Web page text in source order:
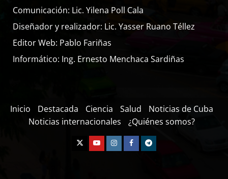
Comunicación: Lic. Yilena Poll Cala
Diseñador y realizador: Lic. Yasser Ruano Téllez
Editor Web: Pablo Fariñas
Informático: Ing. Ernesto Menchaca Sardiñas
Inicio Destacada Ciencia Salud
Noticias de Cuba
Noticias internacionales
¿Quiénes somos?